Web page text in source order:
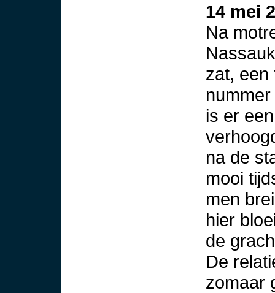
14 mei
Na
zat, een
is er
na de
mooi
men
hier
de
De
zomaar